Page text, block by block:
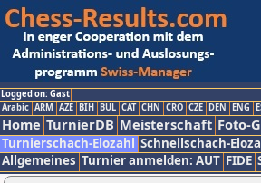
Logged on: Gast
Arabic ARM AZE BIH BUL CAT CHN CRO CZE DEN ENG
Home TurnierDB Meisterschaft Foto-
Turnierschach-Elozahl Schnellschach-
Allgemeines Turnier anmelden: AUT FIDE